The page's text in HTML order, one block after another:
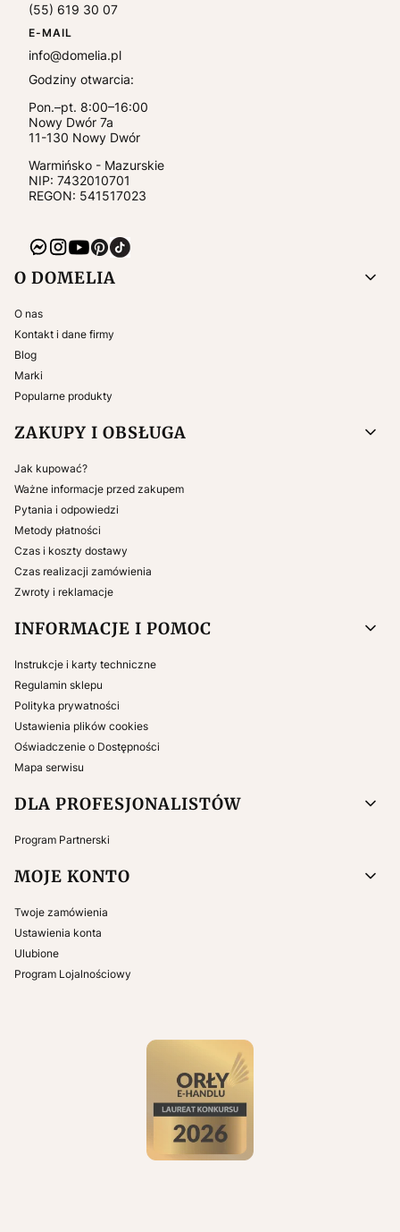
(55) 619 30 07
E-MAIL
info@domelia.pl
Godziny otwarcia:
Pon.–pt. 8:00–16:00
Nowy Dwór 7a
11-130 Nowy Dwór
Warmińsko - Mazurskie
NIP: 7432010701
REGON: 541517023
Linki w stopce
O DOMELIA
O nas
Kontakt i dane firmy
Blog
Marki
Popularne produkty
ZAKUPY I OBSŁUGA
Jak kupować?
Ważne informacje przed zakupem
Pytania i odpowiedzi
Metody płatności
Czas i koszty dostawy
Czas realizacji zamówienia
Zwroty i reklamacje
INFORMACJE I POMOC
Instrukcje i karty techniczne
Regulamin sklepu
Polityka prywatności
Ustawienia plików cookies
Oświadczenie o Dostępności
Mapa serwisu
DLA PROFESJONALISTÓW
Program Partnerski
MOJE KONTO
Twoje zamówienia
Ustawienia konta
Ulubione
Program Lojalnościowy